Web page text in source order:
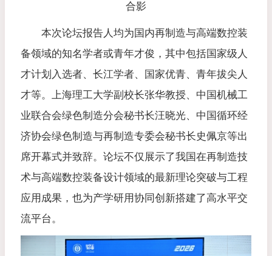
合影
本次论坛报告人均为国内再制造与高端数控装
备领域的知名学者或青年才俊，其中包括国家级人
才计划入选者、长江学者、国家优青、青年拔尖人
才等。上海理工大学副校长张华教授、中国机械工
业联合会绿色制造分会秘书长汪晓光、中国循环经
济协会绿色制造与再制造专委会秘书长史佩京等出
席开幕式并致辞。论坛不仅展示了我国在再制造技
术与高端数控装备设计领域的最新理论突破与工程
应用成果，也为产学研用协同创新搭建了高水平交
流平台。